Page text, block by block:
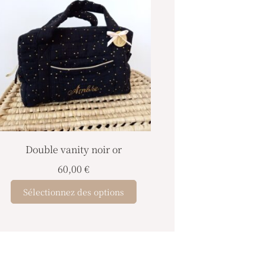
Double vanity noir or
60,00 €
Sélectionnez des options